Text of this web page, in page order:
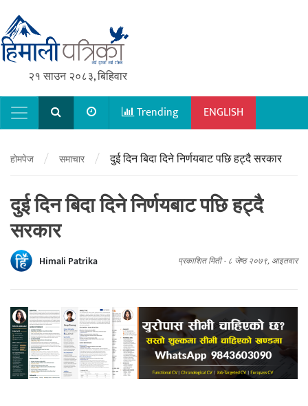
२१ साउन २०८३, बिहिवार
Main NavigationTrending ENGLISH
होमपेज / समाचार / दुई दिन बिदा दिने निर्णयबाट पछि हट्दै सरकार
दुई दिन बिदा दिने निर्णयबाट पछि हट्दै
सरकार
Himali Patrika प्रकाशित मिती - ८ जेष्ठ २०७९, आइतवार